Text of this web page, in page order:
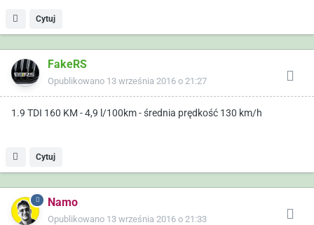
Cytuj
FakeRS
Opublikowano 13 września 2016 o 21:27
1.9 TDI 160 KM - 4,9 l/100km - średnia prędkość 130 km/h
Cytuj
Namo
Opublikowano 13 września 2016 o 21:33